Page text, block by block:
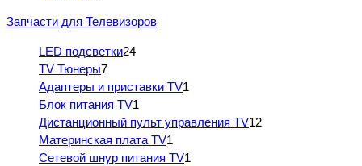
Запчасти для Телевизоров
LED подсветки24
TV Тюнеры7
Адаптеры и приставки TV1
Блок питания TV1
Дистанционный пульт управления TV12
Материнская плата TV1
Сетевой шнур питания TV1